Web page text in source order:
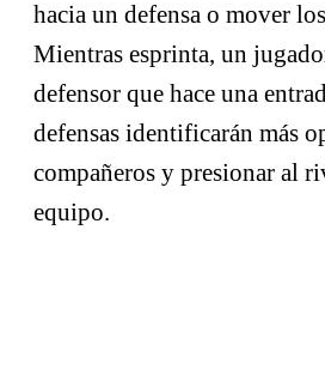
hacia un defensa o mover
Mientras esprinta, un
defensor que hace una
defensas identificarán más
compañeros y presionar al
equipo.